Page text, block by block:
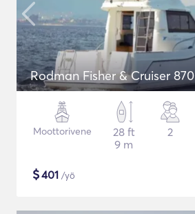
Rodman Fisher & Cruiser 870
Moottorivene
28 ft
9 m
2
$401 /yö